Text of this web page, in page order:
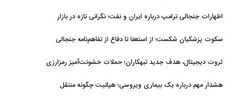
اظهارات جنجالی ترامپ درباره ایران و نفت؛ نگرانی تازه در بازار
سکوت پزشکیان شکست؛ از استعفا تا دفاع از تفاهم‌نامه جنجالی
ثروت دیجیتال، هدف جدید تبهکاران؛ حملات خشونت‌آمیز رمزارزی
هشدار مهم درباره یک بیماری ویروسی؛ هپاتیت چگونه منتقل